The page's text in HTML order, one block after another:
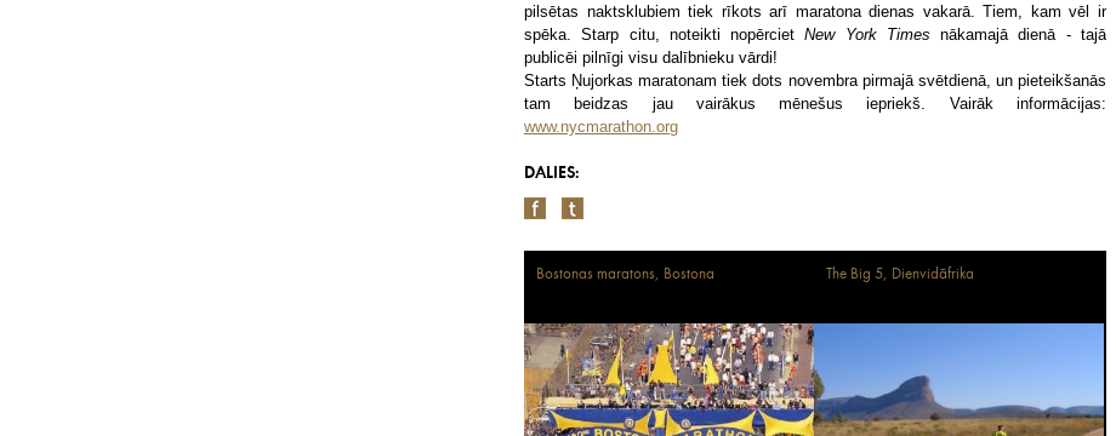
pilsētas naktsklubiem tiek rīkots arī maratona dienas vakarā. Tiem, kam vēl ir
spēka. Starp citu, noteikti nopērcietNew York Times nākamajā dienā - tajā
publicēi pilnīgi visu dalībnieku vārdi!
Starts Ņujorkas maratonam tiek dots novembra pirmajā svētdienā, un pieteikšanās
tam beidzas jau vairākus mēnešus iepriekš. Vairāk informācijas:
www.nycmarathon.org
DALIES:
Bostonas maratons, Bostona The Big 5, Dienvidāfrika